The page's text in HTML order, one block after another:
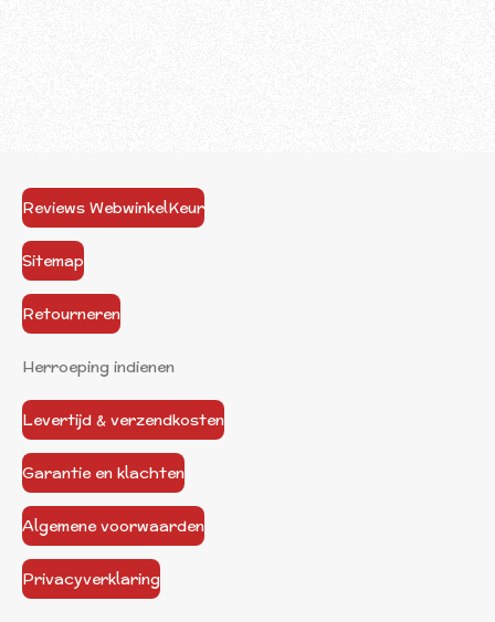
Reviews WebwinkelKeur
Sitemap
Retourneren
Herroeping indienen
Levertijd & verzendkosten
Garantie en klachten
Algemene voorwaarden
Privacyverklaring